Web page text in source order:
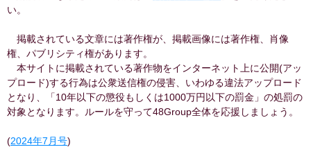
い。
掲載されている文章には著作権が、掲載画像には著作権、肖像
権、パブリシティ権があります。
本サイトに掲載されている著作物をインターネット上に公開(アッ
プロード)する行為は公衆送信権の侵害、いわゆる違法アップロード
となり、「10年以下の懲役もしくは1000万円以下の罰金」の処罰の
対象となります。ルールを守って48Group全体を応援しましょう。
(2024年7月号)